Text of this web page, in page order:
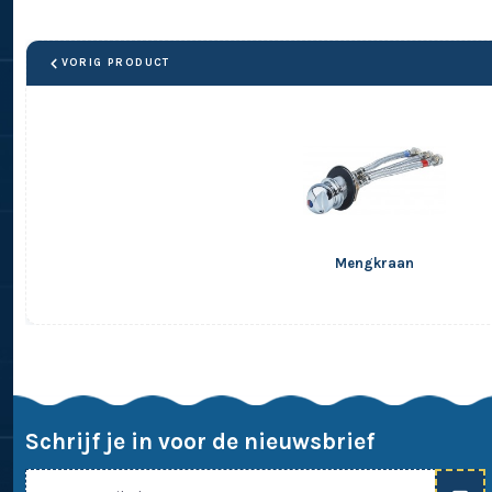
VORIG PRODUCT
Mengkraan
Schrijf je in voor de nieuwsbrief